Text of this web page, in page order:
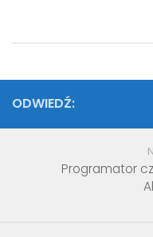
ODWIEDŹ:
Programator